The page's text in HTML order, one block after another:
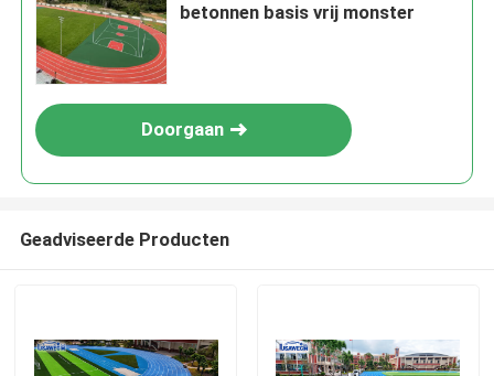
betonnen basis vrij monster
Doorgaan
Geadviseerde Producten